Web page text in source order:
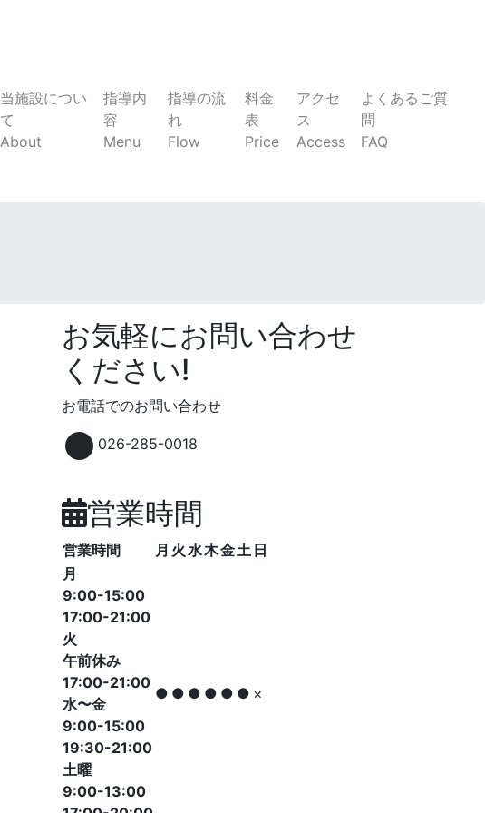
当施設につい
て
About
指導内
容
Menu
指導の流
れ
Flow
料金
表
Price
アクセ
ス
Access
よくあるご質
問
FAQ
お気軽にお問い合わせ
ください!
お電話でのお問い合わせ
026-285-0018
営業時間
営業時間 月 火水木金土 日
月
9:00-15:00
17:00-21:00
火
午前休み
17:00-21:00
水〜金
9:00-15:00
19:30-21:00
土曜
9:00-13:00
● ● ● ● ● ● ×